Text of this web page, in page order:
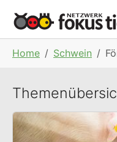
Home Schwein